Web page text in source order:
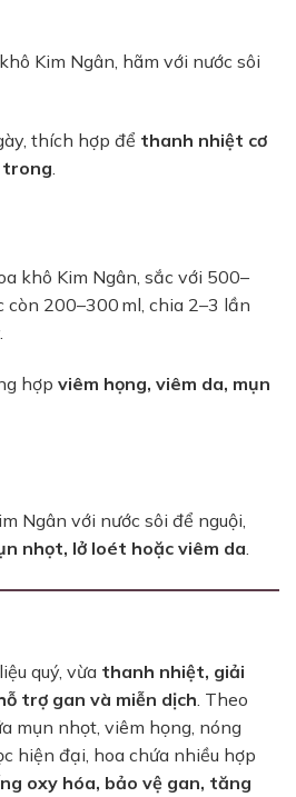
Kim Ngân, hãm với nước sôi
thích hợp để thanh nhiệt cơ
trong
khô Kim Ngân, sắc với 500–
còn 200–300 ml, chia 2–3 lần
hợp viêm họng, viêm da, mụn
Ngân với nước sôi để nguội,
nhọt, lở loét hoặc viêm da
quý, vừa thanh nhiệt, giải
trợ gan và miễn dịch . Theo
mụn nhọt, viêm họng, nóng
hiện đại, hoa chứa nhiều hợp
oxy hóa, bảo vệ gan, tăng